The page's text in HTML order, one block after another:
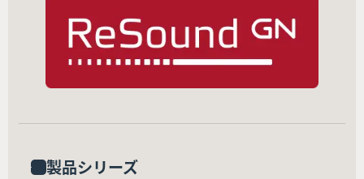
製品シリーズ